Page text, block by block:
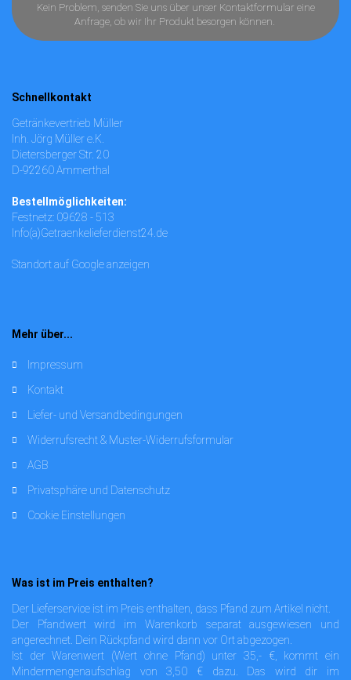
Kein Problem, senden Sie uns über unser Kontaktformular eine
Anfrage, ob wir Ihr Produkt besorgen können.
Schnellkontakt
Getränkevertrieb Müller
Inh. Jörg Müller e.K.
Dietersberger Str. 20
D-92260 Ammerthal
Bestellmöglichkeiten:
Festnetz: 09628 - 513
Info(a)Getraenkelieferdienst24.de
Standort auf Google anzeigen
Mehr über...
Impressum
Kontakt
Liefer- und Versandbedingungen
Widerrufsrecht & Muster-Widerrufsformular
AGB
Privatsphäre und Datenschutz
Cookie Einstellungen
Was ist im Preis enthalten?
Der Lieferservice ist im Preis enthalten, dass Pfand zum Artikel nicht.
Der Pfandwert wird im Warenkorb separat ausgewiesen und
angerechnet. Dein Rückpfand wird dann vor Ort abgezogen.
Ist der Warenwert (Wert ohne Pfand) unter 35,- €, kommt ein
Mindermengenaufschlag von 3,50 € dazu. Das wird dir im